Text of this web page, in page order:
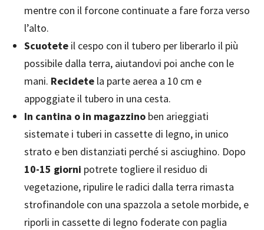
mentre con il forcone continuate a fare forza verso
l’alto.
Scuotete il cespo con il tubero per liberarlo il più
possibile dalla terra, aiutandovi poi anche con le
mani. Recidete la parte aerea a 10 cm e
appoggiate il tubero in una cesta.
In cantina o in magazzino ben arieggiati
sistemate i tuberi in cassette di legno, in unico
strato e ben distanziati perché si asciughino. Dopo
10-15 giorni potrete togliere il residuo di
vegetazione, ripulire le radici dalla terra rimasta
strofinandole con una spazzola a setole morbide, e
riporli in cassette di legno foderate con paglia